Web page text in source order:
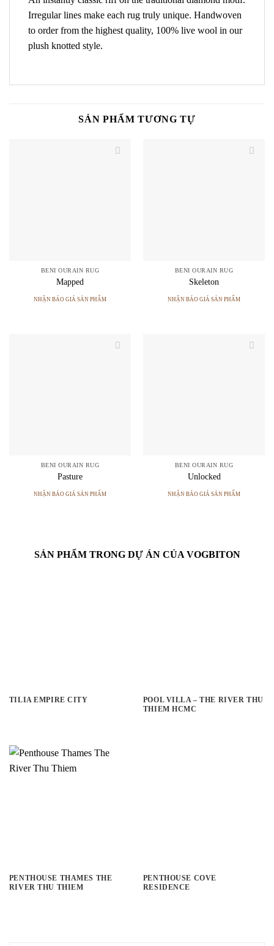
Irregular lines make each rug truly unique. Handwoven
to order from the highest quality, 100% live wool in our
plush knotted style.
SẢN PHẨM TƯƠNG TỰ
BENI OURAIN RUG
Mapped
NHẬN BÁO GIÁ SẢN PHẨM
BENI OURAIN RUG
Skeleton
NHẬN BÁO GIÁ SẢN PHẨM
BENI OURAIN RUG
Pasture
NHẬN BÁO GIÁ SẢN PHẨM
BENI OURAIN RUG
Unlocked
NHẬN BÁO GIÁ SẢN PHẨM
SẢN PHẨM TRONG DỰ ÁN CỦA VOGBITON
TILIA EMPIRE CITY
POOL VILLA – THE RIVER THU
THIEM HCMC
PENTHOUSE THAMES THE
RIVER THU THIEM
PENTHOUSE COVE
RESIDENCE